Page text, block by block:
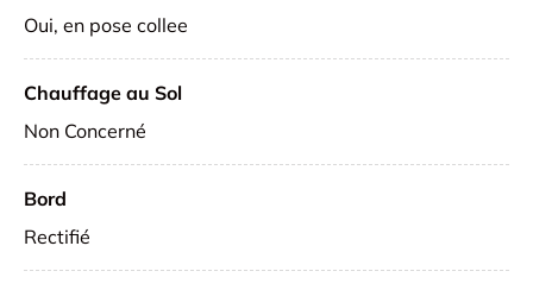
Oui, en pose collee
Chauffage au Sol
Non Concerné
Bord
Rectifié